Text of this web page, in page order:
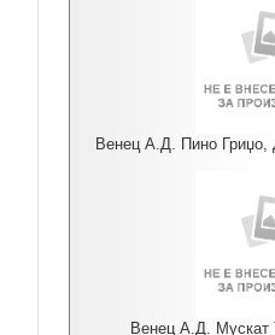
Венец А.Д. Пино Гриџо,
Венец А.Д. Мускат